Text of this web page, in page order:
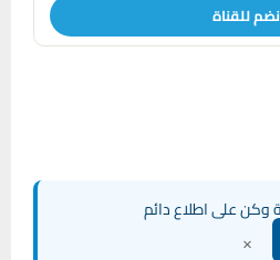
للقناة
وكن على اطلاع دائم
×